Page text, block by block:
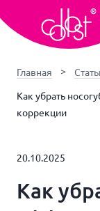
Главная
Как убрать
коррекции
20.10.2025
Как